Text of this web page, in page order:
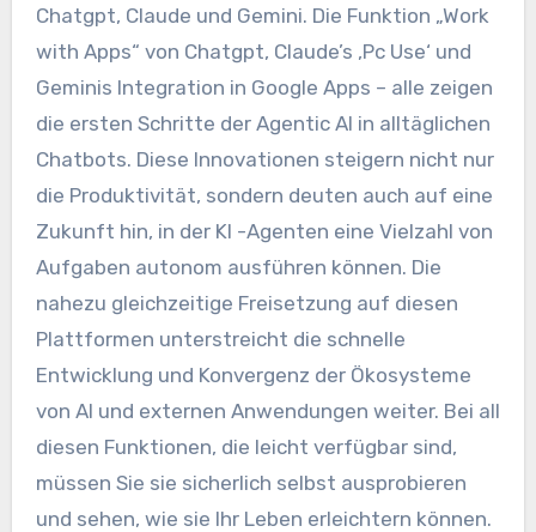
Chatgpt, Claude und Gemini. Die Funktion „Work
with Apps“ von Chatgpt, Claude’s ‚Pc Use‘ und
Geminis Integration in Google Apps – alle zeigen
die ersten Schritte der Agentic AI in alltäglichen
Chatbots. Diese Innovationen steigern nicht nur
die Produktivität, sondern deuten auch auf eine
Zukunft hin, in der KI -Agenten eine Vielzahl von
Aufgaben autonom ausführen können. Die
nahezu gleichzeitige Freisetzung auf diesen
Plattformen unterstreicht die schnelle
Entwicklung und Konvergenz der Ökosysteme
von AI und externen Anwendungen weiter. Bei all
diesen Funktionen, die leicht verfügbar sind,
müssen Sie sie sicherlich selbst ausprobieren
und sehen, wie sie Ihr Leben erleichtern können.